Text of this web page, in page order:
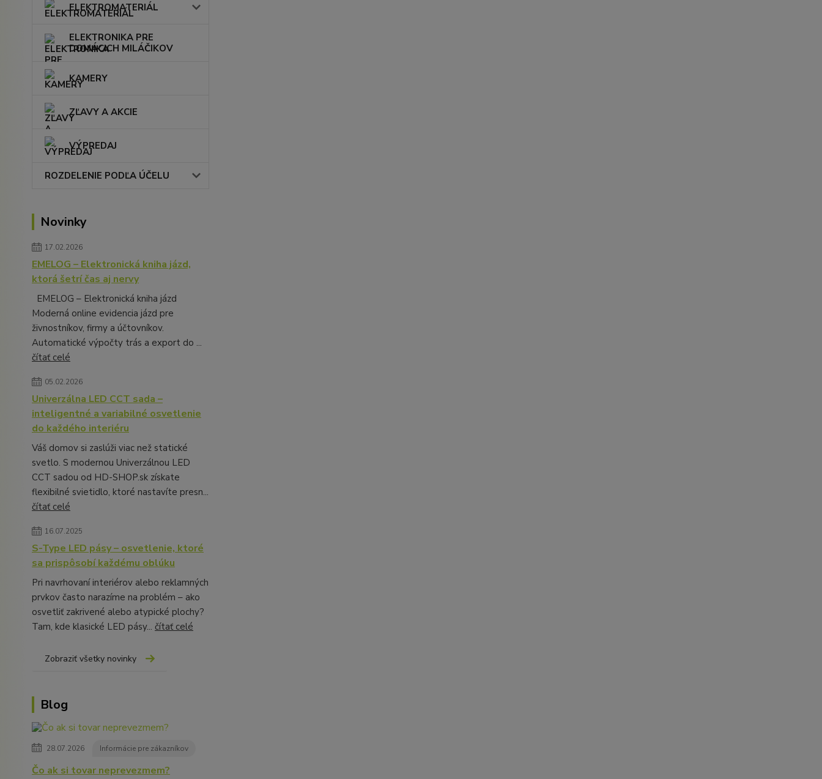
ELEKTROMATERIÁL
ELEKTRONIKA PRE
DOMÁCICH MILÁČIKOV
KAMERY
ZĽAVY A AKCIE
VÝPREDAJ
ROZDELENIE PODĽA ÚČELU
Novinky
17.02.2026
EMELOG – Elektronická kniha jázd,
ktorá šetrí čas aj nervy
EMELOG – Elektronická kniha jázd
Moderná online evidencia jázd pre
živnostníkov, firmy a účtovníkov.
Automatické výpočty trás a export do ...
čítať celé
05.02.2026
Univerzálna LED CCT sada –
inteligentné a variabilné osvetlenie
do každého interiéru
Váš domov si zaslúži viac než statické
svetlo. S modernou Univerzálnou LED
CCT sadou od HD-SHOP.sk získate
flexibilné svietidlo, ktoré nastavíte presn...
čítať celé
16.07.2025
S-Type LED pásy – osvetlenie, ktoré
sa prispôsobí každému oblúku
Pri navrhovaní interiérov alebo reklamných
prvkov často narazíme na problém – ako
osvetliť zakrivené alebo atypické plochy?
Tam, kde klasické LED pásy... čítať celé
Zobraziť všetky novinky
Blog
28.07.2026 Informácie pre zákazníkov
Čo ak si tovar neprevezmem?